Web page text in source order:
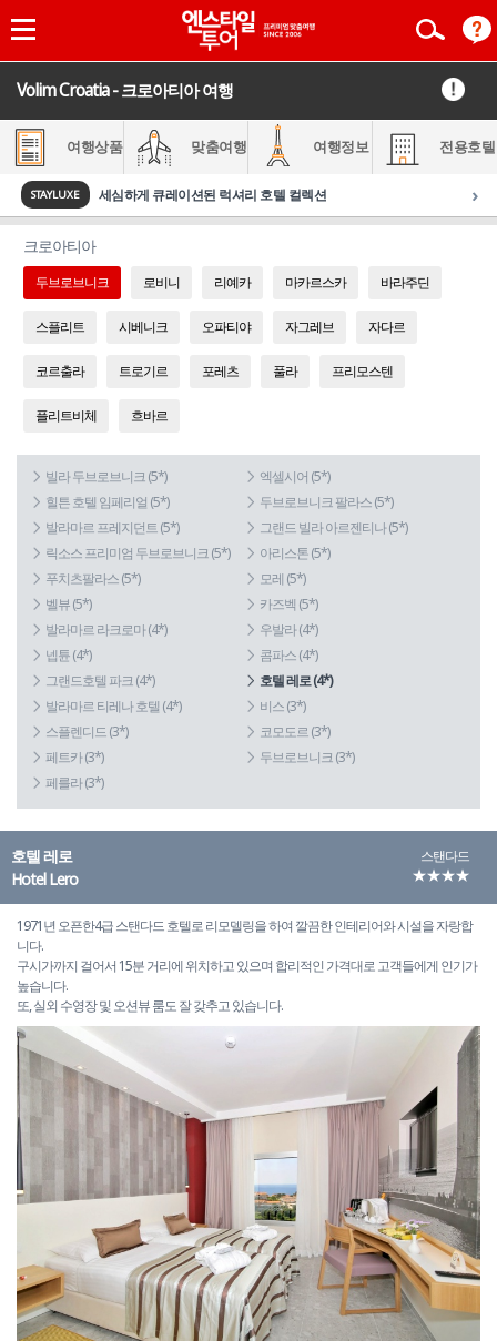
Volim Croatia - 크로아티아 여행
여행상품 맞춤여행 여행정보 전용호텔
STAYLUXE 세심하게 큐레이션된 럭셔리 호텔 컬렉션 ›
크로아티아
두브로브니크 로비니 리예카 마카르스카 바라주딘
스플리트 시베니크 오파티야 자그레브 자다르
코르출라 트로기르 포레츠 풀라 프리모스텐
플리트비체 흐바르
빌라 두브로브니크 (5*)
엑셀시어 (5*)
힐튼 호텔 임페리얼 (5*)
두브로브니크 팔라스 (5*)
발라마르 프레지던트 (5*)
그랜드 빌라 아르젠티나 (5*)
릭소스 프리미엄 두브로브니크 (5*)
아리스톤 (5*)
푸치츠팔라스 (5*)
모레 (5*)
벨뷰 (5*)
카즈벡 (5*)
발라마르 라크로마 (4*)
우발라 (4*)
넵튠 (4*)
콤파스 (4*)
그랜드호텔 파크 (4*)
호텔 레로 (4*)
발라마르 티레나 호텔 (4*)
비스 (3*)
스플렌디드 (3*)
코모도르 (3*)
페트카 (3*)
두브로브니크 (3*)
페를라 (3*)
호텔 레로
Hotel Lero
스탠다드
★★★★
1971년 오픈한4급 스탠다드 호텔로 리모델링을 하여 깔끔한 인테리어와 시설을 자랑합
니다.
구시가까지 걸어서 15분 거리에 위치하고 있으며 합리적인 가격대로 고객들에게 인기가
높습니다.
또, 실외 수영장 및 오션뷰 룸도 잘 갖추고 있습니다.